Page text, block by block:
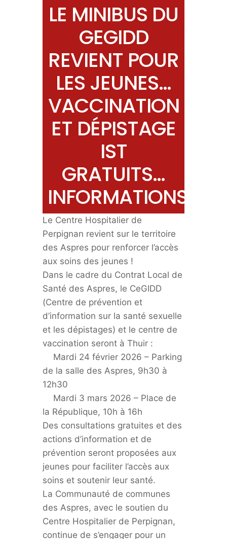
LE MINIBUS DU
GEGIDD
REVIENT POUR
LES JEUNES…
VACCINATION
ET DÉPISTAGE
IST
GRATUITS…
INFORMATIONS…
Le Centre Hospitalier de
Perpignan revient sur le territoire
des Aspres pour renforcer l’accès
aux soins des jeunes !
Dans le cadre du Contrat Local de
Santé des Aspres, le CeGIDD
(Centre de prévention et
d’information sur la santé sexuelle
et les dépistages) et le centre de
vaccination seront à Thuir :
Mardi 24 février 2026 – Parking
de la salle des Aspres, 9h30 à
12h30
Mardi 3 mars 2026 – Place de
la République, 10h à 16h
Des consultations gratuites et des
actions d’information et de
prévention seront proposées aux
jeunes pour faciliter l’accès aux
soins et soutenir leur santé.
La Communauté de communes
des Aspres, avec le soutien du
Centre Hospitalier de Perpignan,
continue de s’engager pour un